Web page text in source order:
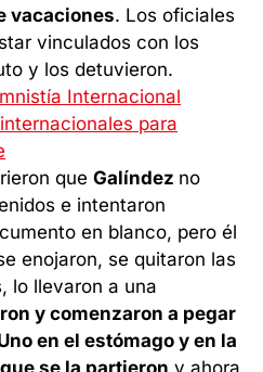
vacaciones. Los oficiales
vinculados con los
y los detuvieron.
Internacional
para
queGalíndez no
e intentaron
en blanco, pero él
enojaron, se quitaron las
lo llevaron a una
y comenzaron a pegar
en el estómago y en la
se la partieron y ahora